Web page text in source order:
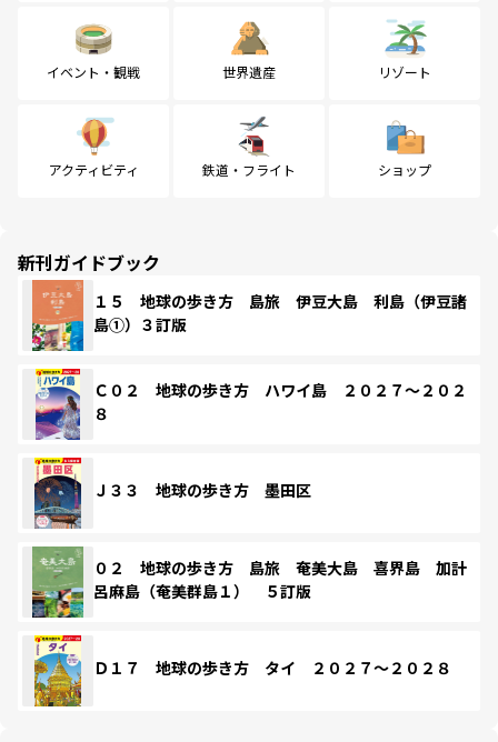
イベント・観戦 世界遺産 リゾート
アクティビティ 鉄道・フライト ショップ
新刊ガイドブック
１５ 地球の歩き方 島旅 伊豆大島 利島（伊豆諸
島①）３訂版
Ｃ０２ 地球の歩き方 ハワイ島 ２０２７～２０２
８
Ｊ３３ 地球の歩き方 墨田区
０２ 地球の歩き方 島旅 奄美大島 喜界島 加計
呂麻島（奄美群島１） ５訂版
Ｄ１７ 地球の歩き方 タイ ２０２７～２０２８